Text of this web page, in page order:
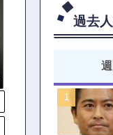
過去